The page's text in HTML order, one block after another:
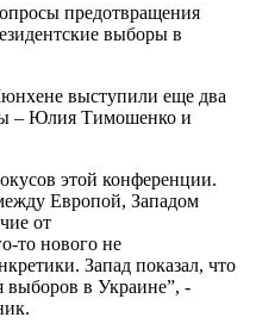
предотвращения
выборы в
выступили еще два
– Юлия Тимошенко и
этой конференции.
Европой, Западом
от
то нового не
Запад показал, что
выборов в Украине”, -